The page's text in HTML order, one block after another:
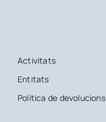
Activitats
Entitats
Política de devolucions